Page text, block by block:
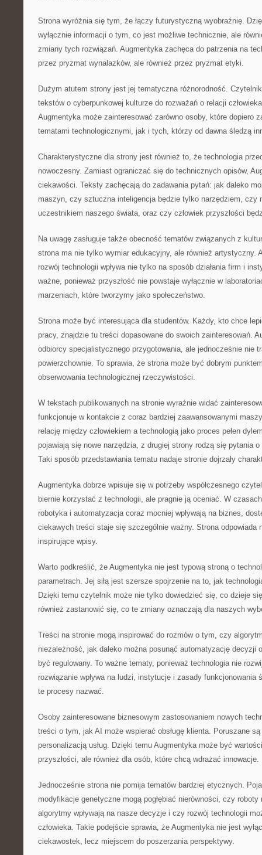
Strona wyróżnia się tym, że łączy futurystyczną wyobraźnię.
wyłącznie informacji o tym, co jest możliwe technicznie, ale
zmiany tych rozwiązań. Augmentyka zachęca do patrzenia na
przez pryzmat wynalazków, ale również przez pryzmat etyki.
Dużym atutem strony jest jej tematyczna różnorodność.
tekstów o cyberpunkowej kulturze do rozważań o relacji
Augmentyka może zainteresować zarówno osoby, które dopiero
tematami technologicznymi, jak i tych, którzy od dawna śledzą
Charakterystyczne dla strony jest również to, że technologia
nowoczesny. Zamiast ograniczać się do technicznych opisów,
ciekawości. Teksty zachęcają do zadawania pytań: jak daleko
maszyn, czy sztuczna inteligencja będzie tylko narzędziem, czy
uczestnikiem naszego świata, oraz czy człowiek przyszłości
Na uwagę zasługuje także obecność tematów związanych z
strona ma nie tylko wymiar edukacyjny, ale również artystyczny.
rozwój technologii wpływa nie tylko na sposób działania firm i
ważne, ponieważ przyszłość nie powstaje wyłącznie w
marzeniach, które tworzymy jako społeczeństwo.
Strona może być interesująca dla studentów. Każdy, kto chce
pracy, znajdzie tu treści dopasowane do swoich zainteresowań.
odbiorcy specjalistycznego przygotowania, ale jednocześnie nie
powierzchownie. To sprawia, że strona może być dobrym
obserwowania technologicznej rzeczywistości.
W tekstach publikowanych na stronie wyraźnie widać
funkcjonuje w kontakcie z coraz bardziej zaawansowanymi
relację między człowiekiem a technologią jako proces pełen
pojawiają się nowe narzędzia, z drugiej strony rodzą się pytania
Taki sposób przedstawiania tematu nadaje stronie dojrzały
Augmentyka dobrze wpisuje się w potrzeby współczesnego
biernie korzystać z technologii, ale pragnie ją oceniać. W
robotyka i automatyzacja coraz mocniej wpływają na biznes,
ciekawych treści staje się szczególnie ważny. Strona odpowiada
inspirujące wpisy.
Warto podkreślić, że Augmentyka nie jest typową stroną o
parametrach. Jej siłą jest szersze spojrzenie na to, jak
Dzięki temu czytelnik może nie tylko dowiedzieć się, co dzieje
również zastanowić się, co te zmiany oznaczają dla naszych
Treści na stronie mogą inspirować do rozmów o tym, czy
niezależność, jak daleko można posunąć automatyzację decyzji
być regulowany. To ważne tematy, ponieważ technologia nie
rozwiązanie wpływa na ludzi, instytucje i zasady funkcjonowania
te procesy nazwać.
Osoby zainteresowane biznesowym zastosowaniem nowych
treści o tym, jak AI może wspierać obsługę klienta. Poruszane
personalizacją usług. Dzięki temu Augmentyka może być
przyszłości, ale również dla osób, które chcą wdrażać innowacje.
Jednocześnie strona nie pomija tematów bardziej etycznych.
modyfikacje genetyczne mogą pogłębiać nierówności, czy
algorytmy wpływają na nasze decyzje i czy rozwój technologii
człowieka. Takie podejście sprawia, że Augmentyka nie jest
ciekawostek, lecz miejscem do poszerzania perspektywy.